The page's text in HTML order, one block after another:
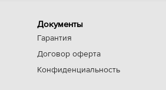
Документы
Гарантия
Договор оферта
Конфиденциальность